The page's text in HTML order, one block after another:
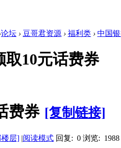
论坛 › 豆哥君资源 › 福利类 › 中国
取10元话费券
费券 [复制链接]
楼层] |阅读模式 回复: 0 浏览: 1988